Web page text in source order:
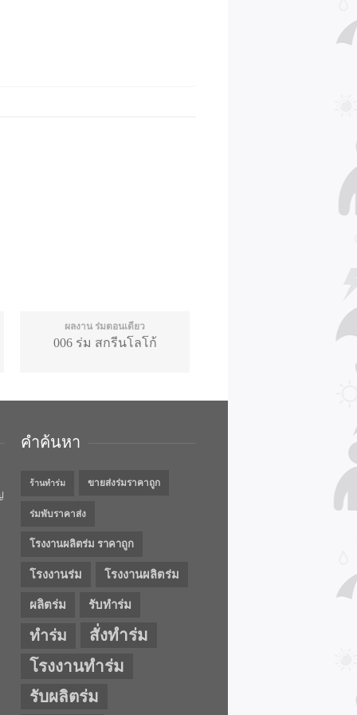
ผลงาน ร่มตอนเดียว
006 ร่ม สกรีนโลโก้
คำค้นหา
ร้านทำร่ม ขายส่งร่มราคาถูก
ร่มพับราคาส่ง
โรงงานผลิตร่ม ราคาถูก
โรงงานร่ม โรงงานผลิตร่ม
ผลิตร่ม รับทำร่ม
ทำร่ม
สั่งทำร่ม
โรงงานทำร่ม
รับผลิตร่ม